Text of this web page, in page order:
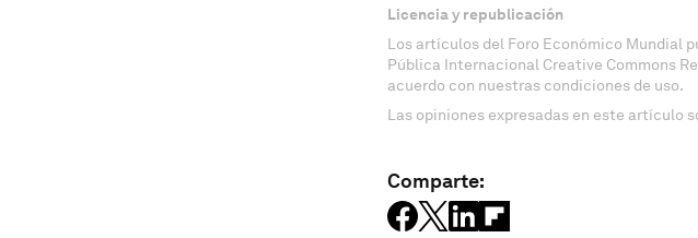
Licencia y republicación
Los artículos del Foro Económico Mundial
Pública Internacional Creative Commons
acuerdo con nuestras condiciones de uso.
Las opiniones expresadas en este artículo
Comparte: